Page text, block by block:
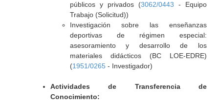
públicos y privados (3062/0443 - Equipo
Trabajo (Solicitud))
Investigación sobre las enseñanzas
deportivas de régimen especial:
asesoramiento y desarrollo de los
materiales didácticos (BC LOE-EDRE)
(1951/0265- Investigador)
Actividades de Transferencia de
Conocimiento: